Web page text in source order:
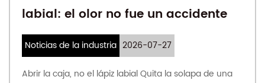
fue un accidente
2026-07-27
Quita la solapa de una
cuando la
que contiene
Noticias de la industria